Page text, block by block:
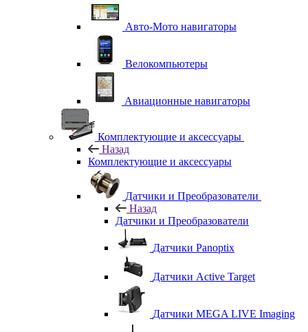
Авто-Мото навигаторы
Велокомпьютеры
Авиационные навигаторы
Комплектующие и аксессуары
Назад
Комплектующие и аксессуары
Датчики и Преобразователи
Назад
Датчики и Преобразователи
Датчики Panoptix
Датчики Active Target
Датчики MEGA LIVE Imaging